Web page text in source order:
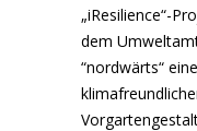
„iResilience“-
dem
“nordwärts“